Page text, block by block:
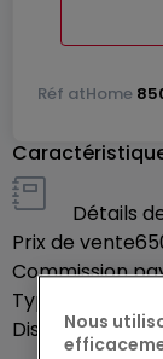
- Deux
- Une salle
A cela
- Un garage
- Un parking
- Un jardin
- Une cave
- Une
Réf atHome
Détails
Prix de vente
Commission
Type de mandat
DisponibilitéÀ
Nous